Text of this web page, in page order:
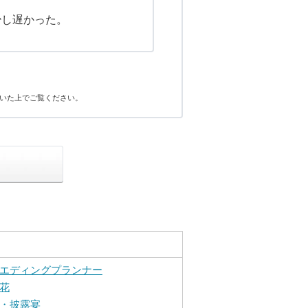
遅かった。
た上でご覧ください。
ディングプランナー
披露宴